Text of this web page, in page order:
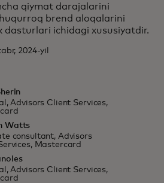
qiymat darajalarini
brend aloqalarini
dasturlari ichidagi xususiyatdir.
2024-yil
Advisors Client Services,
Watts
consultant, Advisors
Mastercard
Advisors Client Services,